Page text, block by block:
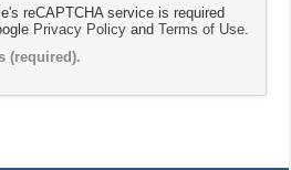
reCAPTCHA service is required
Privacy Policy andTerms of Use.
(required).